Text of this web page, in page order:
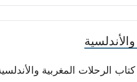
كتاب الرحلات المغربية